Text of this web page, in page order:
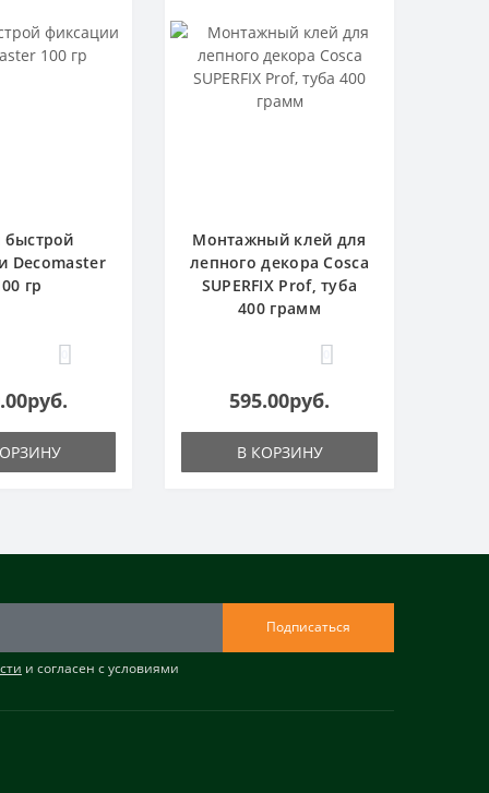
быстрой
Decomaster
гр
Монтажный клей для
лепного декора Cosca
SUPERFIX Prof, туба
400 грамм
595.00руб.
В КОРЗИНУ
Подписаться
и согласен с условиями